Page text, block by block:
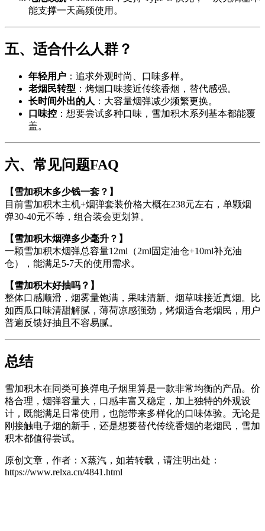
能支撑一天高频使用。
五、适合什么人群？
年轻用户 ：追求外观时尚、口味多样。
老烟民转型 ：烤烟口味接近传统香烟，替代感强。
长时间外出的人 ：大容量烟弹减少频繁更换。
口味控 ：想要尝试多种口味，雪加积木系列基本都能覆
盖。
六、常见问题FAQ
【雪加积木多少钱一套？】
目前雪加积木主机+烟弹套装价格大概在238元左右，单颗烟
弹30-40元不等，组合装会更划算。
【雪加积木烟弹多少毫升？】
一颗雪加积木烟弹总容量12ml（2ml固定油仓+10ml补充油
仓），能满足5-7天的使用需求。
【雪加积木好抽吗？】
整体口感顺滑，烟雾量饱满，果味清新、烟草味接近真烟。比
如西瓜口味清甜解腻，薄荷凉感强劲，烤烟适合老烟民，用户
普遍反馈好抽且不容易腻。
总结
雪加积木在同类可换弹电子烟里算是一款非常均衡的产品。价
格合理，烟弹容量大，口感丰富又稳定，加上独特的外观设
计，既能满足日常使用，也能带来多样化的口味体验。无论是
刚接触电子烟的新手，还是想要替代传统香烟的老烟民，雪加
积木都值得尝试。
原创文章，作者：X蒸汽，如若转载，请注明出处：
https://www.relxa.cn/4841.html